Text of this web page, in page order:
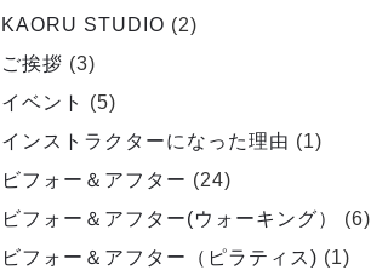
KAORU STUDIO (2)
ご挨拶 (3)
イベント
(5)
インストラクターになった理由 (1)
ビフォー＆アフター (24)
ビフォー＆アフター(ウォーキング）
(6)
ビフォー＆アフター（ピラティス) (1)